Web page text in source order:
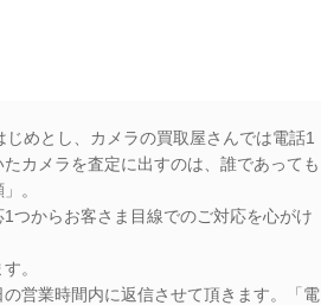
めとし、カメラの買取屋さんでは電話1
カメラを査定に出すのは、誰であっても
。
つからお客さま目線でのご対応を心がけ
。
営業時間内に返信させて頂きます。「電